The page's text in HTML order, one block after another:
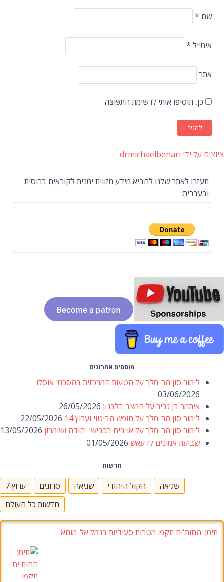
שם *
אימייל *
אתר
כן, תוסיפו אותי לרשימת התפוצה
ציוצים על ידי drmichaelbenari
תעזרו לאתר שלנו להביא מידע מזווית ימנית לקוראים ברוסית
ובעברית:
פוסטים אחרונים
לימור סון הר-מלך על הטעות המרכזית בהסכמי אוסלו
03/06/2026
איתמר בן גביר על המצב בלבנון 26/05/2026
לימור סון הר-מלך על חופש הביטוי וערוץ 14
22/05/2026
לימור סון הר-מלך על אויבים בכבישי יהודה ושומרון 13/05/2026
שבועת אמונים לדעאש 01/05/2026
חדשות
ערוץ 7 סרוגים שגיאה הקול היהודי
שגיאה
חדשות כל העולם
תימן: החות'ים תקפו מטרות סעודיות בנמל אל-מוחא